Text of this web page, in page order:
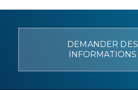
DEMANDER DES
INFORMATIONS